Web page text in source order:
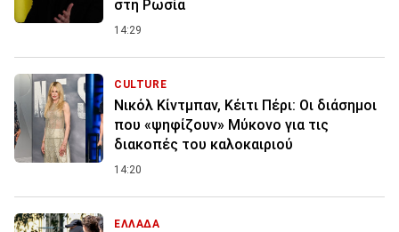
στη Ρωσία
14:29
CULTURE
Νικόλ Κίντμπαν, Κέιτι Πέρι: Οι διάσημοι
που «ψηφίζουν» Μύκονο για τις
διακοπές του καλοκαιριού
14:20
ΕΛΛΑΔΑ